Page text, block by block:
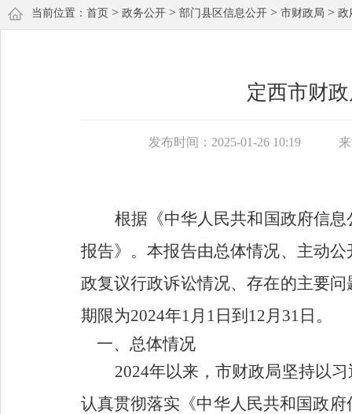
当前位置： 首页 > 政务公开 > 部门县区信息公开 > 市财政局 > 政
定西市财
发布时间：2025-01-26 10:19
根据《中华人民共和国政府信
报告》。本报告由总体情况、主动
政复议行政诉讼情况、存在的主要
期限为2024年1月1日到12月31日。
一、总体情况
2024年以来，市财政局坚持以
认真贯彻落实《中华人民共和国政